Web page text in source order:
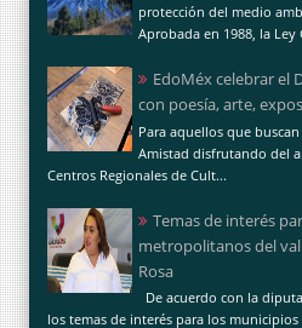
protección del medio
Aprobada en 1988, la Ley
EdoMéx celebrar el
con poesía, arte,
Para aquellos que
Amistad disfrutando del
Centros Regionales de Cult...
Temas de interés
metropolitanos del
Rosa
De acuerdo con la
los temas de interés para los